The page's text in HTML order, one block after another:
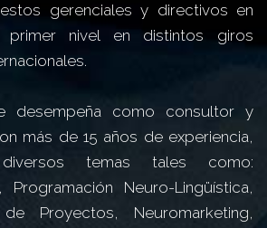
gerenciales y directivos en
primer nivel en distintos giros
desempeña como consultor y
más de 15 años de experiencia,
temas tales como:
Programación Neuro-Lingüística,
de Proyectos, Neuromarketing,